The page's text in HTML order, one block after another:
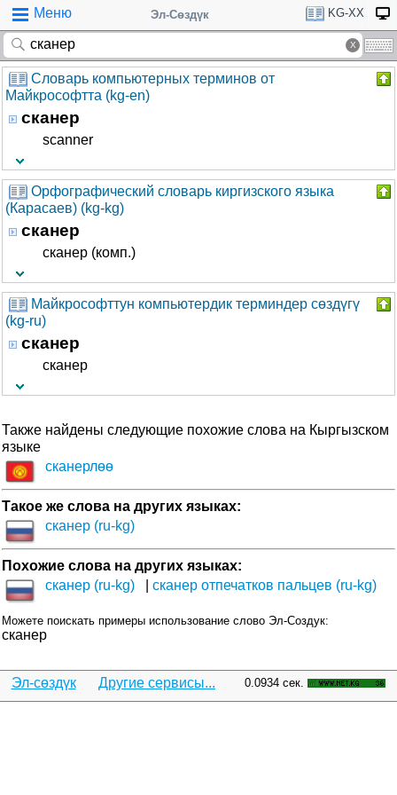
Меню Эл-Сөздүк KG-XX
Словарь компьютерных терминов от
Майкрософтта (kg-en)
сканер
scanner
Орфографический словарь киргизского языка
(Карасаев) (kg-kg)
сканер
сканер (комп.)
Майкрософттун компьютердик терминдер сөздүгү
(kg-ru)
сканер
сканер
Также найдены следующие похожие слова на Кыргызском
языке
сканерлөө
Такое же слова на других языках:
сканер (ru-kg)
Похожие слова на других языках:
сканер (ru-kg)
сканер отпечатков пальцев (ru-kg)
Можете поискать примеры использование слово Эл-Создук:
сканер
Эл-сөздүк Другие сервисы... 0.0934 сек.